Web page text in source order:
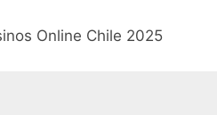
Online Chile 2025